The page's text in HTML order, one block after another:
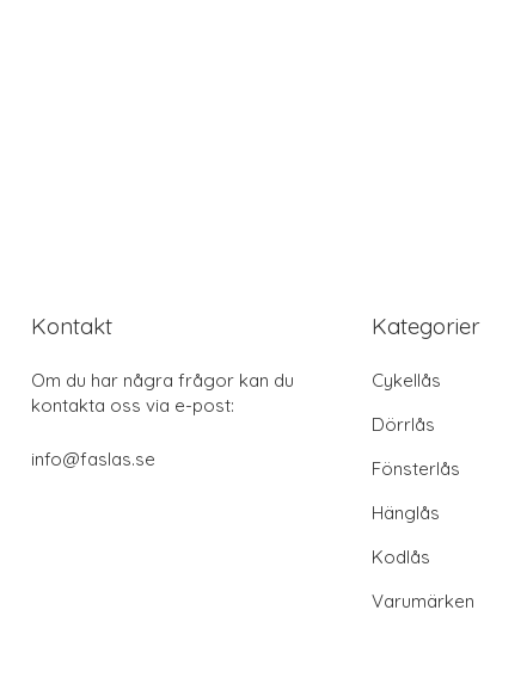
Kontakt
Om du har några frågor kan du
kontakta oss via e-post:
info@faslas.se
Kategorier
Cykellås
Dörrlås
Fönsterlås
Hänglås
Kodlås
Varumärken